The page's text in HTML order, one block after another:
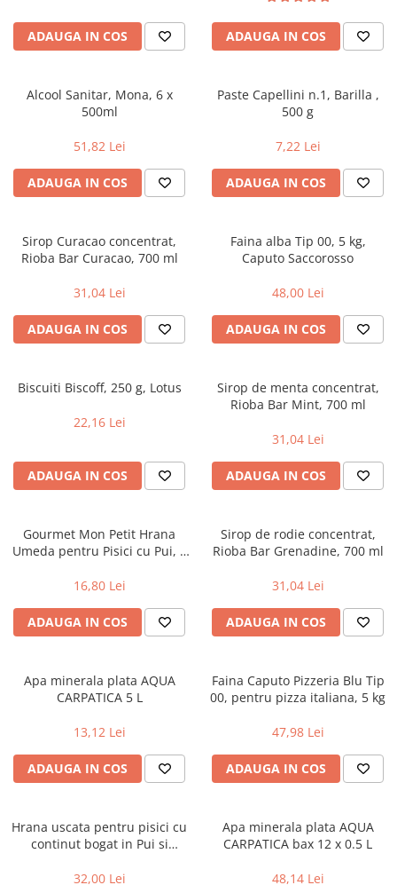
Accesorii maturi, mopuri & galeti
Produse curatare casa si exterior
Solutii dezinfectante
Servetele umede antibacteriene
Solutie curatat mobila
Solutie curatat podele
Solutie curatat covoare
Produse ingrijire incaltaminte si
accesorii
Masini curatat pardoseli
Organizare si depozitare
Umerase pentru haine si suporturi
incaltaminte
Baterii, acumulatori si
incarcatoare
Tampoane si absorbante
Scutece adulti
Produse autobronzante
Produse cu protectie solara
Igiena dentara
Pasta de dinti
Produse manichiura & pedichiura
Dizolvante si tratamente pentru
unghii
Produse dezinfectante
Consumabile sanitare
ADAUGA IN COS ADAUGA IN COS
Alcool Sanitar, Mona, 6 x
500ml
51,82 Lei
ADAUGA IN COS
Paste Capellini n.1, Barilla ,
500 g
7,22 Lei
ADAUGA IN COS
Sirop Curacao concentrat,
Rioba Bar Curacao, 700 ml
31,04 Lei
ADAUGA IN COS
Faina alba Tip 00, 5 kg,
Caputo Saccorosso
48,00 Lei
ADAUGA IN COS
Biscuiti Biscoff, 250 g, Lotus
22,16 Lei
ADAUGA IN COS
Sirop de menta concentrat,
Rioba Bar Mint, 700 ml
31,04 Lei
ADAUGA IN COS
Gourmet Mon Petit Hrana
Umeda pentru Pisici cu Pui, 6
16,80 Lei
ADAUGA IN COS
Sirop de rodie concentrat,
Rioba Bar Grenadine, 700 ml
31,04 Lei
ADAUGA IN COS
Apa minerala plata AQUA
CARPATICA 5 L
13,12 Lei
ADAUGA IN COS
Faina Caputo Pizzeria Blu Tip
00, pentru pizza italiana, 5 kg
47,98 Lei
ADAUGA IN COS
Hrana uscata pentru pisici cu
continut bogat in Pui si
Junior, 800g
32,00 Lei
Apa minerala plata AQUA
CARPATICA bax 12 x 0.5 L
48,14 Lei